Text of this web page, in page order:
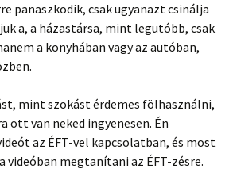
panaszkodik, csak ugyanazt csinálja
a, a házastársa, mint legutóbb, csak
a konyhában vagy az autóban,
mint szokást érdemes fölhasználni,
ott van neked ingyenesen. Én
az ÉFT-vel kapcsolatban, és most
videóban megtanítani az ÉFT-zésre.